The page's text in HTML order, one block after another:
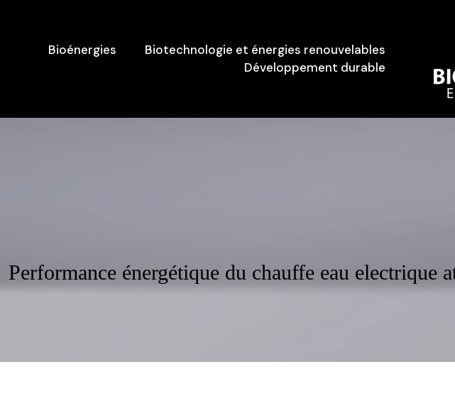
Biotechnologie et énergies renouvelables
Bioénergies
Développement durable
Performance énergétique du chauffe eau electrique